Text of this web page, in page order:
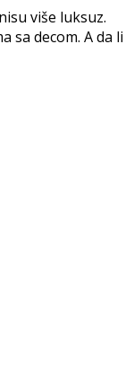
više luksuz.
sa decom. A da li